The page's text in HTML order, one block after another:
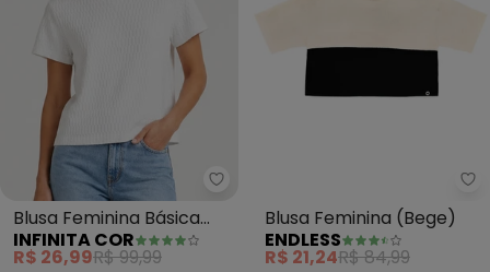
Infinita Cor - Blusa Feminina
Blusa Feminina Básica
Malha Uir (Bege)
INFINITA COR
R$ 26,99R$ 99,99
Blusa Feminina (Bege)
ENDLESS
R$ 21,24R$ 84,99